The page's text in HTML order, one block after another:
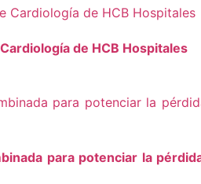
de HCB Hospitales
para potenciar la